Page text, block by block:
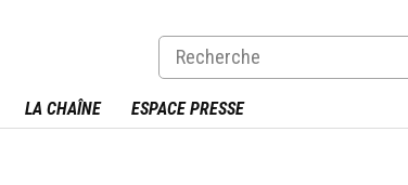
LA CHAÎNE ESPACE PRESSE